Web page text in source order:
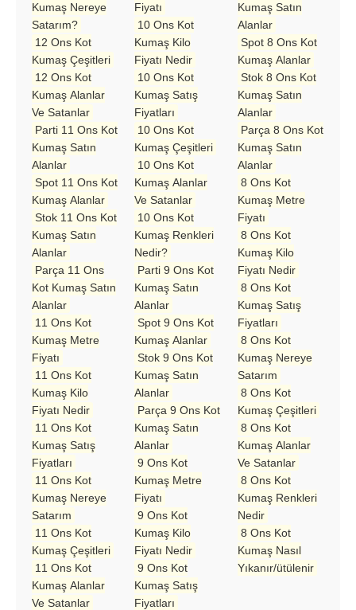
Kumaş Nereye
Satarım?
12 Ons Kot
Kumaş Çeşitleri
12 Ons Kot
Kumaş Alanlar
Ve Satanlar
Parti 11 Ons Kot
Kumaş Satın
Alanlar
Spot 11 Ons Kot
Kumaş Alanlar
Stok 11 Ons Kot
Kumaş Satın
Alanlar
Parça 11 Ons
Kot Kumaş Satın
Alanlar
11 Ons Kot
Kumaş Metre
Fiyatı
11 Ons Kot
Kumaş Kilo
Fiyatı Nedir
11 Ons Kot
Kumaş Satış
Fiyatları
11 Ons Kot
Kumaş Nereye
Satarım
11 Ons Kot
Kumaş Çeşitleri
11 Ons Kot
Kumaş Alanlar
Ve Satanlar
Fiyatı
10 Ons Kot
Kumaş Kilo
Fiyatı Nedir
10 Ons Kot
Kumaş Satış
Fiyatları
10 Ons Kot
Kumaş Çeşitleri
10 Ons Kot
Kumaş Alanlar
Ve Satanlar
10 Ons Kot
Kumaş Renkleri
Nedir?
Parti 9 Ons Kot
Kumaş Satın
Alanlar
Spot 9 Ons Kot
Kumaş Alanlar
Stok 9 Ons Kot
Kumaş Satın
Alanlar
Parça 9 Ons Kot
Kumaş Satın
Alanlar
9 Ons Kot
Kumaş Metre
Fiyatı
9 Ons Kot
Kumaş Kilo
Fiyatı Nedir
9 Ons Kot
Kumaş Satış
Fiyatları
Kumaş Satın
Alanlar
Spot 8 Ons Kot
Kumaş Alanlar
Stok 8 Ons Kot
Kumaş Satın
Alanlar
Parça 8 Ons Kot
Kumaş Satın
Alanlar
8 Ons Kot
Kumaş Metre
Fiyatı
8 Ons Kot
Kumaş Kilo
Fiyatı Nedir
8 Ons Kot
Kumaş Satış
Fiyatları
8 Ons Kot
Kumaş Nereye
Satarım
8 Ons Kot
Kumaş Çeşitleri
8 Ons Kot
Kumaş Alanlar
Ve Satanlar
8 Ons Kot
Kumaş Renkleri
Nedir
8 Ons Kot
Kumaş Nasıl
Yıkanır/ütülenir